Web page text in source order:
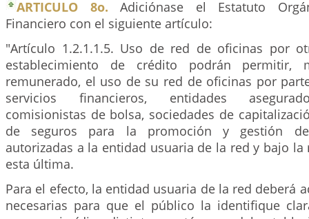
ARTICULO 8o. Adiciónase el Estatuto
Financiero con el siguiente artículo:
"Artículo 1.2.1.1.5. Uso de red de oficinas por
establecimiento de crédito podrán permitir,
remunerado, el uso de su red de oficinas por
servicios financieros, entidades
comisionistas de bolsa, sociedades de
de seguros para la promoción y gestión
autorizadas a la entidad usuaria de la red y bajo
esta última.
Para el efecto, la entidad usuaria de la red deberá
necesarias para que el público la identifique